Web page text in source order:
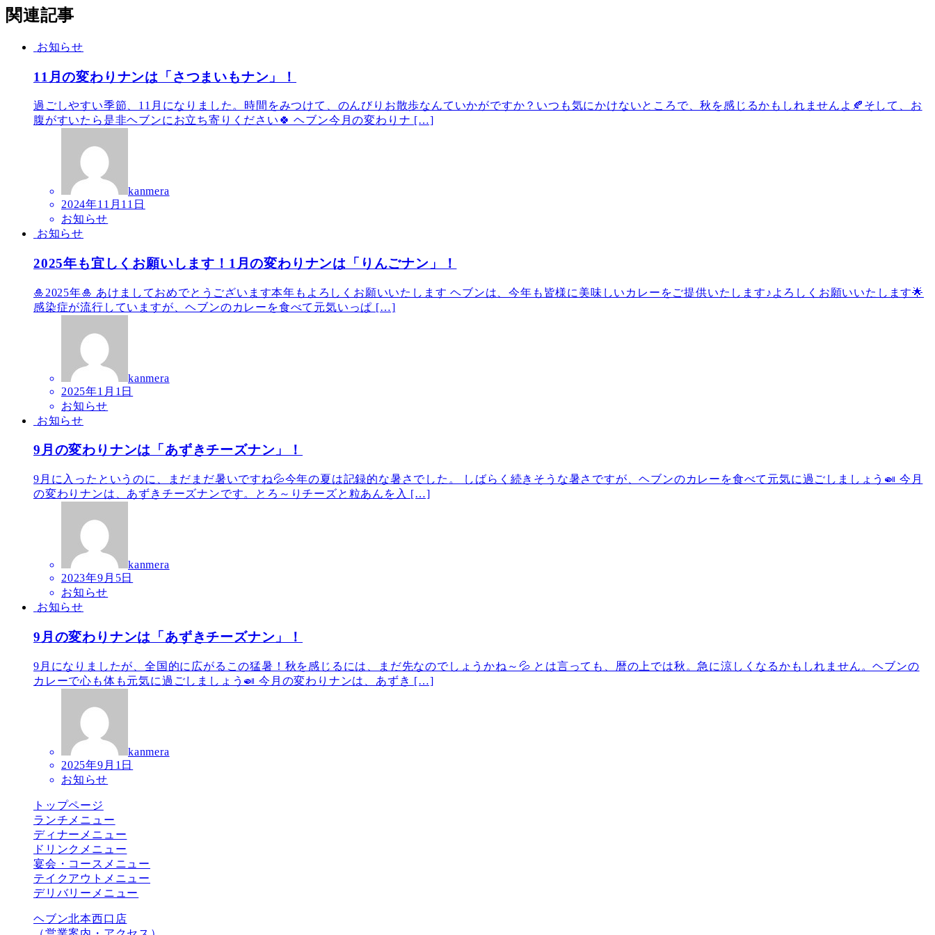
関連記事
お知らせ
11月の変わりナンは「さつまいもナン」！
過ごしやすい季節、11月になりました。時間をみつけて、のんびりお散歩なんていかがですか？いつも気にかけないところで、秋を感じるかもしれませんよ🍂そして、お
腹がすいたら是非ヘブンにお立ち寄りください🍀 ヘブン今月の変わりナ […]
kanmera
2024年11月11日
お知らせ
お知らせ
2025年も宜しくお願いします！1月の変わりナンは「りんごナン」！
🎍2025年🎍 あけましておめでとうございます本年もよろしくお願いいたします ヘブンは、今年も皆様に美味しいカレーをご提供いたします♪よろしくお願いいたします🌟
感染症が流行していますが、ヘブンのカレーを食べて元気いっぱ […]
kanmera
2025年1月1日
お知らせ
お知らせ
9月の変わりナンは「あずきチーズナン」！
9月に入ったというのに、まだまだ暑いですね💦今年の夏は記録的な暑さでした。 しばらく続きそうな暑さですが、ヘブンのカレーを食べて元気に過ごしましょう🍛 今月
の変わりナンは、あずきチーズナンです。とろ～りチーズと粒あんを入 […]
kanmera
2023年9月5日
お知らせ
お知らせ
9月の変わりナンは「あずきチーズナン」！
9月になりましたが、全国的に広がるこの猛暑！秋を感じるには、まだ先なのでしょうかね～💦 とは言っても、暦の上では秋。急に涼しくなるかもしれません。ヘブンの
カレーで心も体も元気に過ごしましょう🍛 今月の変わりナンは、あずき […]
kanmera
2025年9月1日
お知らせ
トップページ
ランチメニュー
ディナーメニュー
ドリンクメニュー
宴会・コースメニュー
テイクアウトメニュー
デリバリーメニュー
ヘブン北本西口店